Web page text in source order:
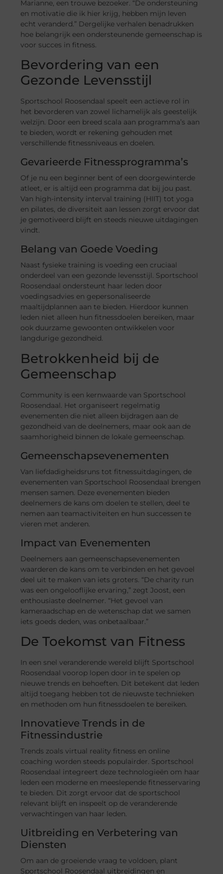
Marianne, een trouwe bezoeker. “De ondersteuning
en motivatie die ik hier krijg, hebben mijn leven
echt veranderd.” Dergelijke verhalen benadrukken
hoe belangrijk een ondersteunende gemeenschap is
voor succes in fitness.
Bevordering van een
Gezonde Levensstijl
Sportschool Roosendaal speelt een actieve rol in
het bevorderen van zowel lichamelijk als geestelijk
welzijn. Door een breed scala aan programma’s aan
te bieden, wordt er rekening gehouden met
verschillende fitnessniveaus en doelen.
Gevarieerde Fitnessprogramma’s
Of je nu een beginner bent of een doorgewinterde
atleet, er is altijd een programma dat bij jou past.
Van high-intensity interval training (HIIT) tot yoga
en pilates, de diversiteit aan lessen zorgt ervoor dat
je gemotiveerd blijft en steeds nieuwe uitdagingen
vindt.
Belang van Goede Voeding
Naast fysieke training is voeding een cruciaal
onderdeel van een gezonde levensstijl. Sportschool
Roosendaal ondersteunt haar leden door
voedingsadvies en gepersonaliseerde
maaltijdplannen aan te bieden. Hierdoor kunnen
leden niet alleen hun fitnessdoelen bereiken, maar
ook duurzame gewoonten ontwikkelen voor
langdurige gezondheid.
Betrokkenheid bij de
Gemeenschap
Community is een kernwaarde van Sportschool
Roosendaal. Het organiseert regelmatig
evenementen die niet alleen bijdragen aan de
gezondheid van de deelnemers, maar ook aan de
saamhorigheid binnen de lokale gemeenschap.
Gemeenschapsevenementen
Van liefdadigheidsruns tot fitnessuitdagingen, de
evenementen van Sportschool Roosendaal brengen
mensen samen. Deze evenementen bieden
deelnemers de kans om doelen te stellen, deel te
nemen aan teamactiviteiten en hun successen te
vieren met anderen.
Impact van Evenementen
Deelnemers aan gemeenschapsevenementen
waarderen de kans om te verbinden en het gevoel
deel uit te maken van iets groters. “De charity run
was een ongelooflijke ervaring,” zegt Joost, een
enthousiaste deelnemer. “Het gevoel van
kameraadschap en de wetenschap dat we samen
iets goeds deden, was onbetaalbaar.”
De Toekomst van Fitness
In een snel veranderende wereld blijft Sportschool
Roosendaal voorop lopen door in te spelen op
nieuwe trends en behoeften. Dit betekent dat leden
altijd toegang hebben tot de nieuwste technieken
en methoden om hun fitnessdoelen te bereiken.
Innovatieve Trends in de
Fitnessindustrie
Trends zoals virtual reality fitness en online
coaching worden steeds populairder. Sportschool
Roosendaal integreert deze technologieën om haar
leden een moderne en meeslepende fitnesservaring
te bieden. Dit zorgt ervoor dat de sportschool
relevant blijft en inspeelt op de veranderende
verwachtingen van haar leden.
Uitbreiding en Verbetering van
Diensten
Om aan de groeiende vraag te voldoen, plant
Sportschool Roosendaal uitbreidingen en